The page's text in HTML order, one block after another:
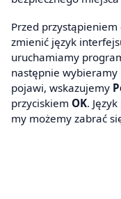
Przed
zmienić język
uruchamiamy
następnie wybieramy
pojawi, wskazujemy
przyciskiem OK.
my możemy zabrać